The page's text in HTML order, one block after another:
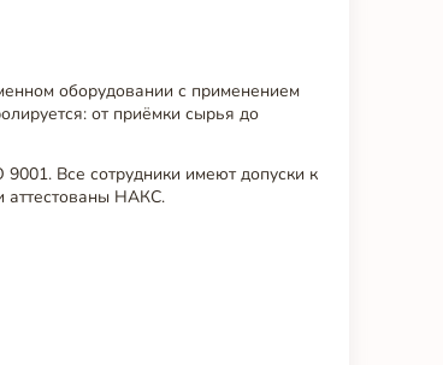
оборудовании с применением
от приёмки сырья до
Все сотрудники имеют допуски к
аттестованы НАКС.